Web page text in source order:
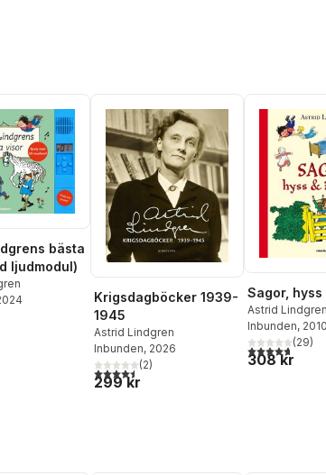
bästa
ljudmodul)
Totalt antal röster:
Krigsdagböcker 1939-
1945
Astrid Lindgren
Inbunden, 2026
4,5utav 5 stjärnor. Totalt antal röster:
(2)
299 kr
Sagor,
Astrid Lindgren
Inbunden, 2010
4,7utav 5(29)
308 kr